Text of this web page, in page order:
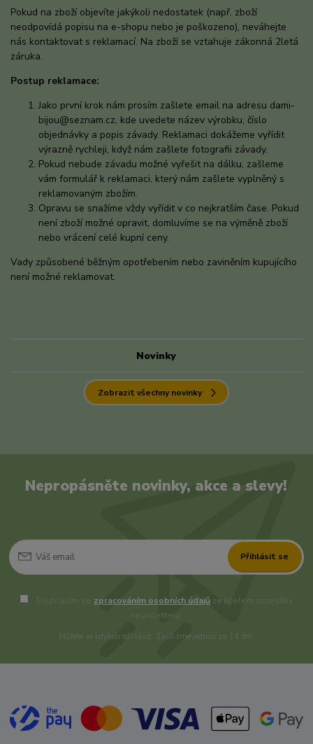
Novinky
Zobrazit všechny novinky
Pokud na zboží objevíte jakýkoli nedostatek (např. zboží
neodpovídá popisu na e-shopu nebo je poškozeno), neváhejte
nás kontaktovat s reklamací. Na zboží se vztahuje zákonná 2letá
záruka.
Postup reklamace:
Jako první krok nám prosím zašlete email na adresu dami-
bijou@seznam.cz, kde uvedete název výrobku, číslo
objednávky a popis závady. Reklamaci dokážeme vyřídit
výrazně rychleji, když nám zašlete fotografii závady.
Pokud nebude závadu možné vyřešit na dálku, zašleme
vám formulář k reklamaci, který nám zašlete vyplněný s
reklamovaným zbožím.
Opravu se snažíme vždy vyřídit v co nejkratším čase. Pokud
není zboží možné opravit, domluvíme se na výměně zboží
nebo vrácení celé kupní ceny.
Vady způsobené běžným opotřebením nebo zaviněním kupujícího
není možné reklamovat.
Nepropásněte novinky, akce a slevy!
Přihlásit se
Souhlasím se zpracováním osobních údajů za účelem rozesílky
newsletteru.
Můžete se kdykoli odhlásit. Zasíláme jednou za 14 dní.